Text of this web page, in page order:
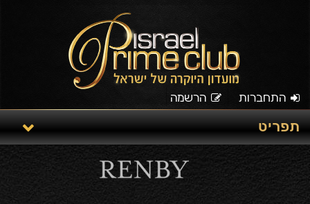
התחברות הרשמה
תפריט